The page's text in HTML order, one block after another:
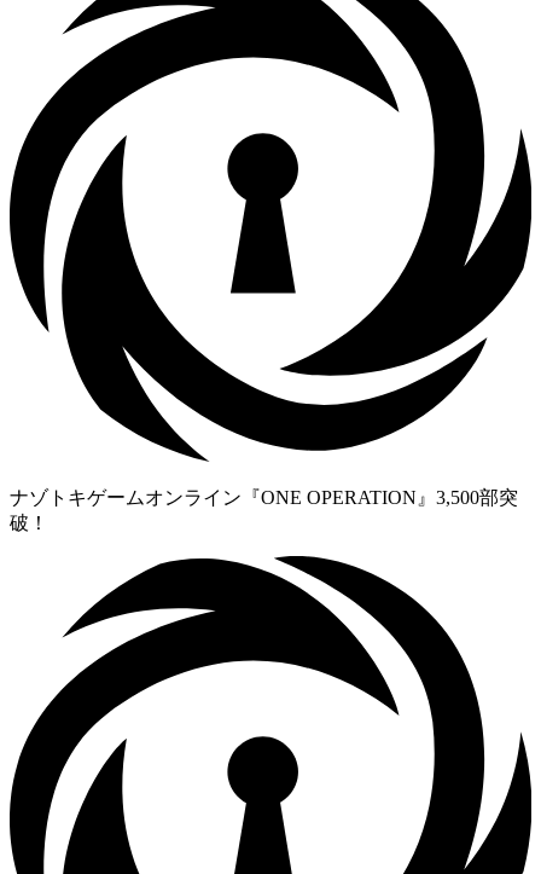
ナゾトキゲームオンライン『ONE OPERATION』3,500部突
破！